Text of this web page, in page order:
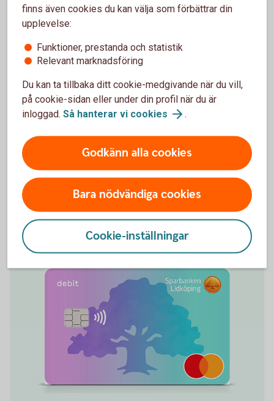
Ingår i
nyckelkund
Student
Ja Nej Nej
nyckelkund
Ung
Erbjudande
för barn
och unga
Bankkort Mastercard ung
finns även cookies du kan välja som förbättrar din
upplevelse:
Funktioner, prestanda och statistik
Relevant marknadsföring
Du kan ta tillbaka ditt cookie-medgivande när du vill,
på cookie-sidan eller under din profil när du är
inloggad. Så hanterar vi cookies .
Godkänn alla cookies
Bara nödvändiga cookies
Cookie-inställningar